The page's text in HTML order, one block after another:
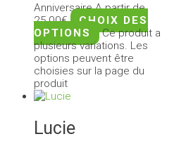
AnniversaireA partir de
25,00€
CHOIX DES
OPTIONS
Ce produit a
plusieurs variations. Les
options peuvent être
choisies sur la page du
produit
Lucie